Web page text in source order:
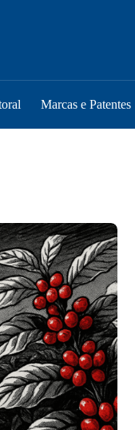
Marcas e Patentes